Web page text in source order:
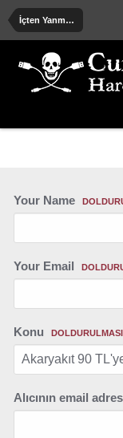
İçten Yanmalı ve Elektrik Motorlu Araçlar
Your Name
Your Email
Konu
Alıcının email